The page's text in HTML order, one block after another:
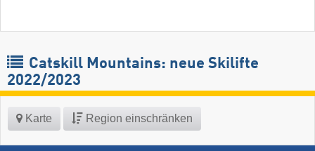
Catskill Mountains: neue Skilifte
2022/2023
Karte Region einschränken